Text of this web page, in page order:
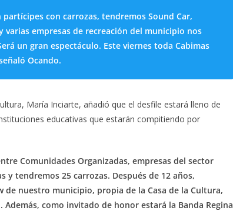
con carrozas, tendremos Sound Car,
empresas de recreación del municipio nos
un gran espectáculo. Este viernes toda Cabimas
Ocando.
María Inciarte, añadió que el desfile estará lleno de
educativas que estarán compitiendo por
Comunidades Organizadas, empresas del sector
y tendremos 25 carrozas. Después de 12 años,
nuestro municipio, propia de la Casa de la Cultura,
como invitado de honor estará la Banda Regina